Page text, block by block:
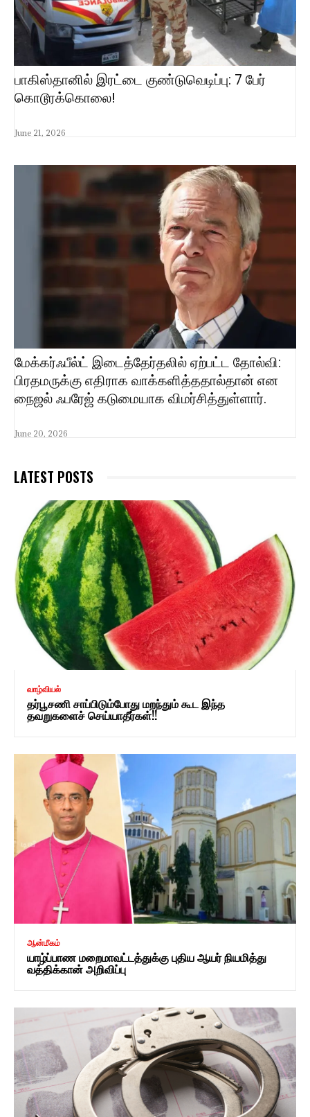
பாகிஸ்தானில் இரட்டை குண்டுவெடிப்பு: 7 பேர்
கொடூரக்கொலை!
June 21, 2026
மேக்கர்ஃபீல்ட் இடைத்தேர்தலில் ஏற்பட்ட தோல்வி:
பிரதமருக்கு எதிராக வாக்களித்ததால்தான் என
நைஜல் ஃபரேஜ் கடுமையாக விமர்சித்துள்ளார்.
June 20, 2026
LATEST POSTS
வாழ்வியல்
தர்பூசணி சாப்பிடும்போது மறந்தும் கூட இந்த
தவறுகளைச் செய்யாதீர்கள்!!
ஆன்மீகம்
யாழ்ப்பாண மறைமாவட்டத்துக்கு புதிய ஆயர் நியமித்து
வத்திக்கான் அறிவிப்பு